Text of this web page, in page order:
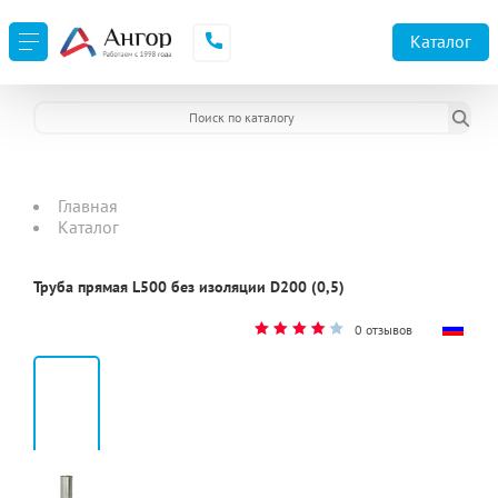
Каталог
Главная
Каталог
Труба прямая L500 без изоляции D200 (0,5)
0 отзывов